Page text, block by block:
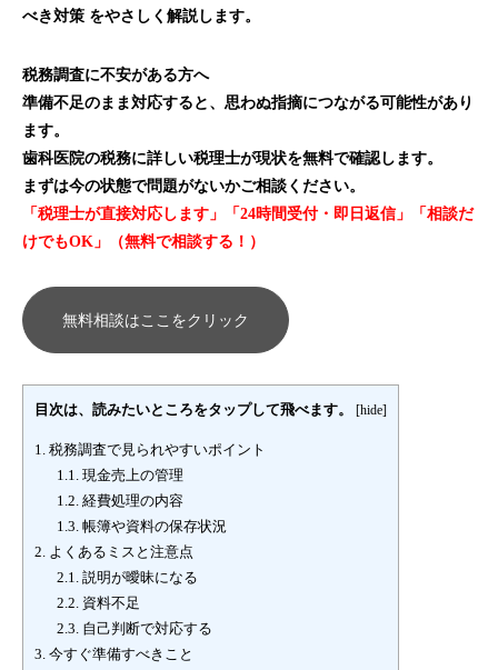
べき対策 をやさしく解説します。
税務調査に不安がある方へ
準備不足のまま対応すると、思わぬ指摘につながる可能性があり
ます。
歯科医院の税務に詳しい税理士が現状を無料で確認します。
まずは今の状態で問題がないかご相談ください。
「税理士が直接対応します」「24時間受付・即日返信」「相談だ
けでもOK」（無料で相談する！）
無料相談はここをクリック
目次は、読みたいところをタップして飛べます。 [hide]
1. 税務調査で見られやすいポイント
1.1.現金売上の管理
1.2.経費処理の内容
1.3.帳簿や資料の保存状況
2. よくあるミスと注意点
2.1.説明が曖昧になる
2.2.資料不足
2.3.自己判断で対応する
3. 今すぐ準備すべきこと